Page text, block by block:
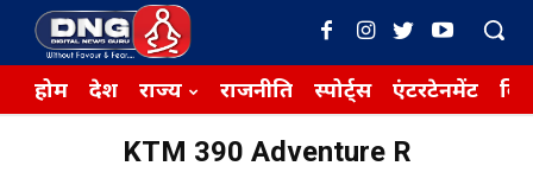
होम देश राज्य राजनीति स्पोर्ट्स एंटरटेनमेंट
KTM 390 Adventure R